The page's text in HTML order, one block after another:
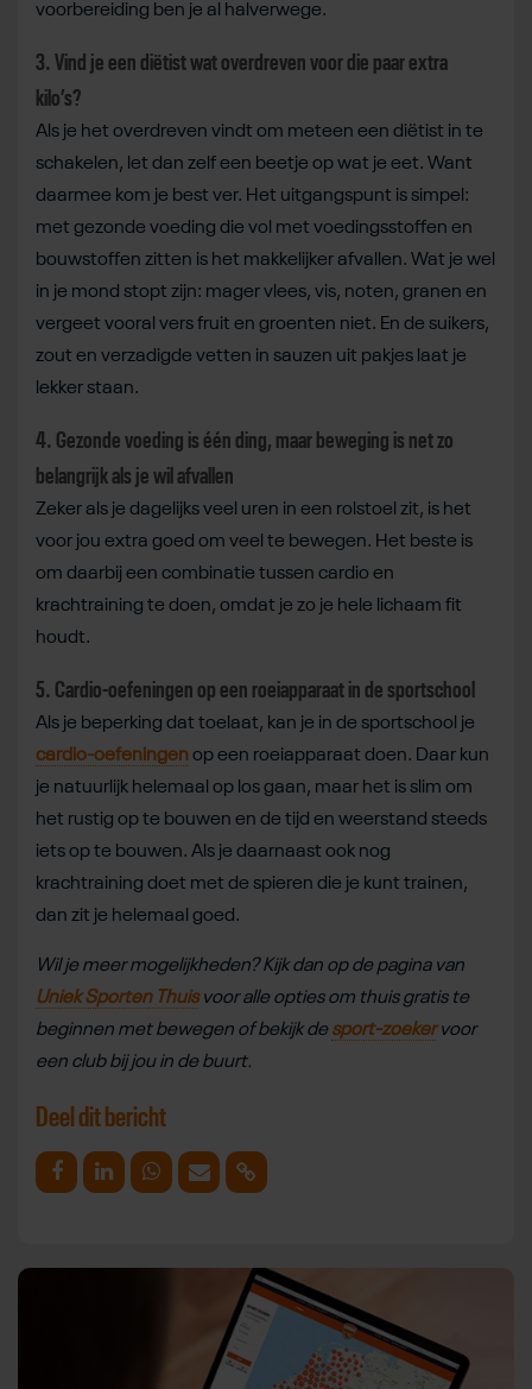
voorbereiding ben je al halverwege.
3. Vind je een diëtist wat overdreven voor die paar extra
kilo’s?
Als je het overdreven vindt om meteen een diëtist in te
schakelen, let dan zelf een beetje op wat je eet. Want
daarmee kom je best ver. Het uitgangspunt is simpel:
met gezonde voeding die vol met voedingsstoffen en
bouwstoffen zitten is het makkelijker afvallen. Wat je wel
in je mond stopt zijn: mager vlees, vis, noten, granen en
vergeet vooral vers fruit en groenten niet. En de suikers,
zout en verzadigde vetten in sauzen uit pakjes laat je
lekker staan.
4. Gezonde voeding is één ding, maar beweging is net zo
belangrijk als je wil afvallen
Zeker als je dagelijks veel uren in een rolstoel zit, is het
voor jou extra goed om veel te bewegen. Het beste is
om daarbij een combinatie tussen cardio en
krachtraining te doen, omdat je zo je hele lichaam fit
houdt.
5. Cardio-oefeningen op een roeiapparaat in de sportschool
Als je beperking dat toelaat, kan je in de sportschool je
cardio-oefeningenop een roeiapparaat doen. Daar kun
je natuurlijk helemaal op los gaan, maar het is slim om
het rustig op te bouwen en de tijd en weerstand steeds
iets op te bouwen. Als je daarnaast ook nog
krachtraining doet met de spieren die je kunt trainen,
dan zit je helemaal goed.
Wil je meer mogelijkheden? Kijk dan op de pagina van
Uniek Sporten Thuisvoor alle opties om thuis gratis te
beginnen met bewegen of bekijk desport-zoekervoor
een club bij jou in de buurt.
Deel dit bericht
Deel op Facebook
Deel op LinkedinDeel op Whatsapp
Mail link Kopieer link